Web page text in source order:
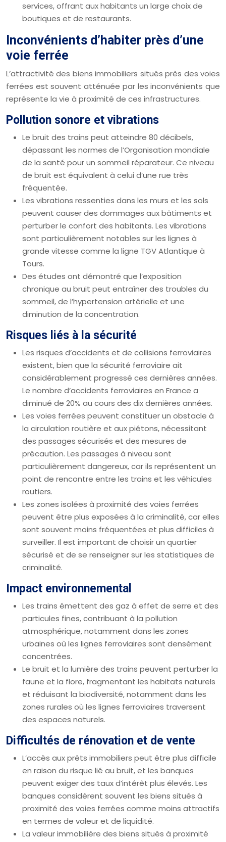
services, offrant aux habitants un large choix de
boutiques et de restaurants.
Inconvénients d’habiter près d’une
voie ferrée
L’attractivité des biens immobiliers situés près des voies
ferrées est souvent atténuée par les inconvénients que
représente la vie à proximité de ces infrastructures.
Pollution sonore et vibrations
Le bruit des trains peut atteindre 80 décibels,
dépassant les normes de l’Organisation mondiale
de la santé pour un sommeil réparateur. Ce niveau
de bruit est équivalent à celui d’une rue très
fréquentée.
Les vibrations ressenties dans les murs et les sols
peuvent causer des dommages aux bâtiments et
perturber le confort des habitants. Les vibrations
sont particulièrement notables sur les lignes à
grande vitesse comme la ligne TGV Atlantique à
Tours.
Des études ont démontré que l’exposition
chronique au bruit peut entraîner des troubles du
sommeil, de l’hypertension artérielle et une
diminution de la concentration.
Risques liés à la sécurité
Les risques d’accidents et de collisions ferroviaires
existent, bien que la sécurité ferroviaire ait
considérablement progressé ces dernières années.
Le nombre d’accidents ferroviaires en France a
diminué de 20% au cours des dix dernières années.
Les voies ferrées peuvent constituer un obstacle à
la circulation routière et aux piétons, nécessitant
des passages sécurisés et des mesures de
précaution. Les passages à niveau sont
particulièrement dangereux, car ils représentent un
point de rencontre entre les trains et les véhicules
routiers.
Les zones isolées à proximité des voies ferrées
peuvent être plus exposées à la criminalité, car elles
sont souvent moins fréquentées et plus difficiles à
surveiller. Il est important de choisir un quartier
sécurisé et de se renseigner sur les statistiques de
criminalité.
Impact environnemental
Les trains émettent des gaz à effet de serre et des
particules fines, contribuant à la pollution
atmosphérique, notamment dans les zones
urbaines où les lignes ferroviaires sont densément
concentrées.
Le bruit et la lumière des trains peuvent perturber la
faune et la flore, fragmentant les habitats naturels
et réduisant la biodiversité, notamment dans les
zones rurales où les lignes ferroviaires traversent
des espaces naturels.
Difficultés de rénovation et de vente
L’accès aux prêts immobiliers peut être plus difficile
en raison du risque lié au bruit, et les banques
peuvent exiger des taux d’intérêt plus élevés. Les
banques considèrent souvent les biens situés à
proximité des voies ferrées comme moins attractifs
en termes de valeur et de liquidité.
La valeur immobilière des biens situés à proximité